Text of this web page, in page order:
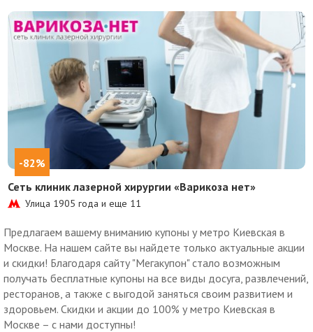
-82%
Сеть клиник лазерной хирургии «Варикоза нет»
Улица 1905 года и еще 11
Предлагаем вашему вниманию купоны у метро Киевская в
Москве. На нашем сайте вы найдете только актуальные акции
и скидки! Благодаря сайту "Мегакупон" стало возможным
получать бесплатные купоны на все виды досуга, развлечений,
ресторанов, а также с выгодой заняться своим развитием и
здоровьем. Скидки и акции до 100% у метро Киевская в
Москве – с нами доступны!